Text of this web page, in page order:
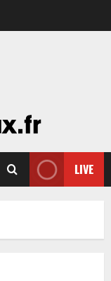
LIVE